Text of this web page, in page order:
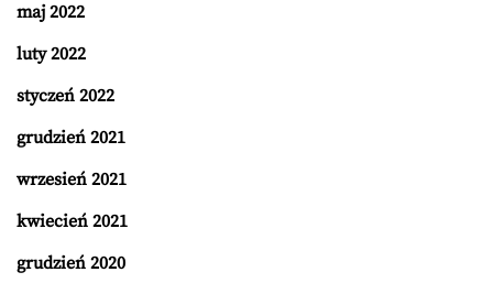
maj 2022
luty 2022
styczeń 2022
grudzień 2021
wrzesień 2021
kwiecień 2021
grudzień 2020